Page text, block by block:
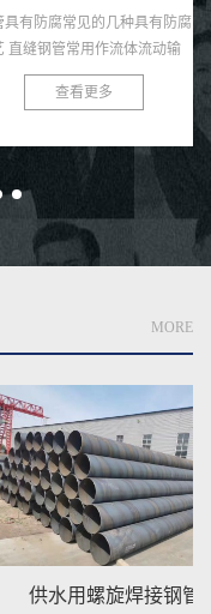
有防腐常见的几种具有防腐
直缝钢管常用作流体流动输
他气体高质量人才，管道系
需要更多埋地、水下或者权
查看更多
MORE
水用螺旋焊接钢管